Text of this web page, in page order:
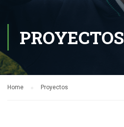
PROYECTOS
Home Proyectos